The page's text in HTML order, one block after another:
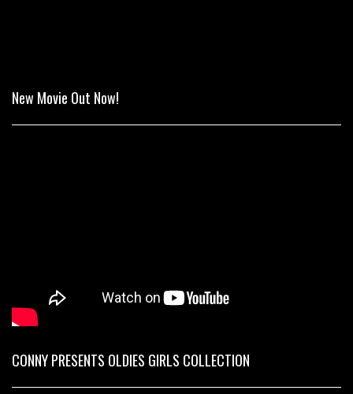
New Movie Out Now!
CONNY PRESENTS OLDIES GIRLS COLLECTION